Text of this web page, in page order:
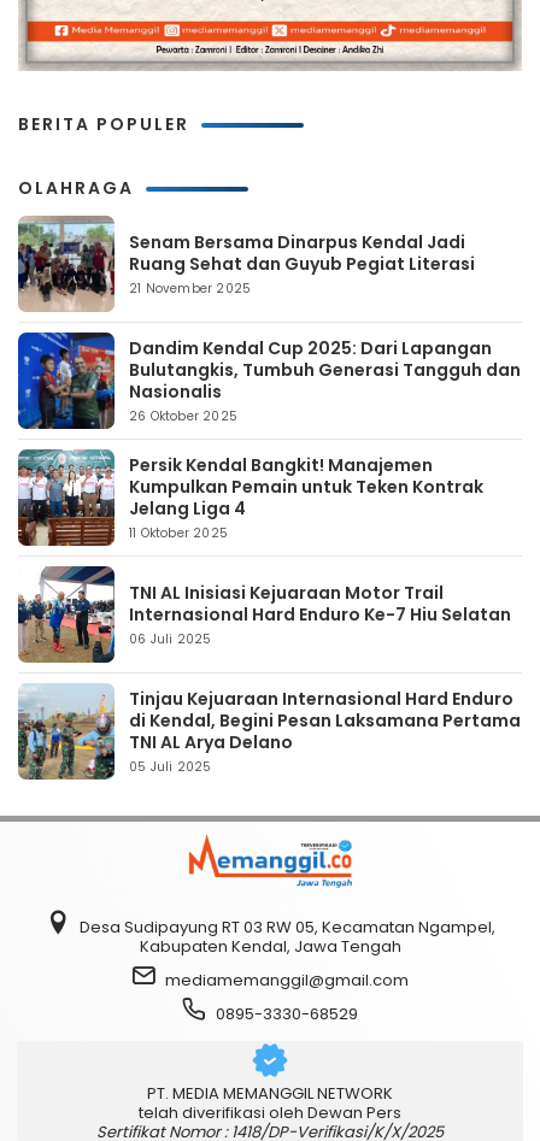
BERITA POPULER
OLAHRAGA
Senam Bersama Dinarpus Kendal Jadi
Ruang Sehat dan Guyub Pegiat Literasi
21 November 2025
Dandim Kendal Cup 2025: Dari Lapangan
Bulutangkis, Tumbuh Generasi Tangguh dan
Nasionalis
26 Oktober 2025
Persik Kendal Bangkit! Manajemen
Kumpulkan Pemain untuk Teken Kontrak
Jelang Liga 4
11 Oktober 2025
TNI AL Inisiasi Kejuaraan Motor Trail
Internasional Hard Enduro Ke-7 Hiu Selatan
06 Juli 2025
Tinjau Kejuaraan Internasional Hard Enduro
di Kendal, Begini Pesan Laksamana Pertama
TNI AL Arya Delano
05 Juli 2025
Desa Sudipayung RT 03 RW 05, Kecamatan Ngampel,
Kabupaten Kendal, Jawa Tengah
mediamemanggil@gmail.com
0895-3330-68529
PT. MEDIA MEMANGGIL NETWORK
telah diverifikasi oleh Dewan Pers
Sertifikat Nomor : 1418/DP-Verifikasi/K/X/2025